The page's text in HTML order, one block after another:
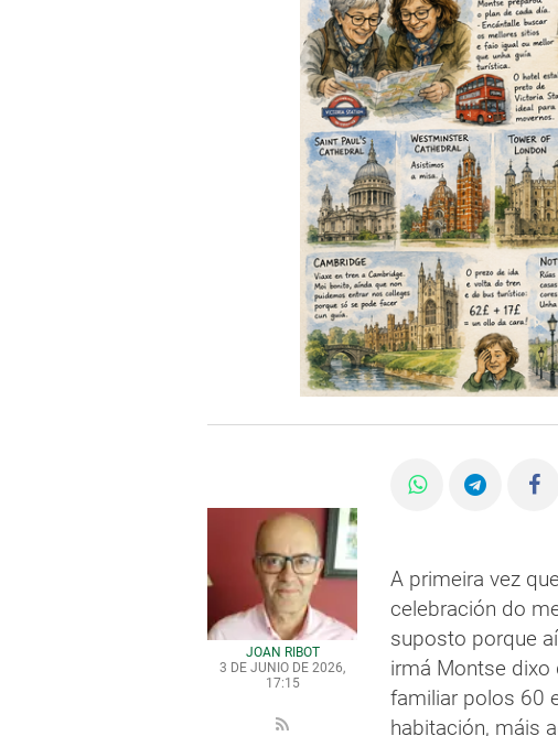
JOAN RIBOT
3 DE JUNIO DE 2026,
17:15
A primeira vez
celebración do
suposto porque
irmá Montse dixo
familiar polos 60
habitación, máis